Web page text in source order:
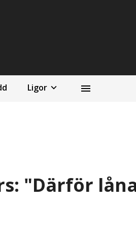
Ligor
"Därför